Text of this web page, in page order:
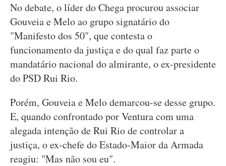
No debate, o líder do Chega procurou associar
Gouveia e Melo ao grupo signatário do
"Manifesto dos 50", que contesta o
funcionamento da justiça e do qual faz parte o
mandatário nacional do almirante, o ex-presidente
do PSD Rui Rio.
Porém, Gouveia e Melo demarcou-se desse grupo.
E, quando confrontado por Ventura com uma
alegada intenção de Rui Rio de controlar a
justiça, o ex-chefe do Estado-Maior da Armada
reagiu: "Mas não sou eu".